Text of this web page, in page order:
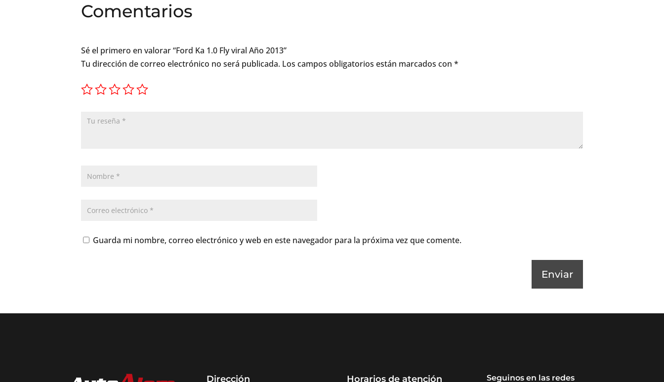
Comentarios
Sé el primero en valorar “Ford Ka 1.0 Fly viral Año 2013”
Tu dirección de correo electrónico no será publicada. Los campos obligatorios están marcados con*
Guarda mi nombre, correo electrónico y web en este navegador para la próxima vez que comente.
Enviar
Dirección Horarios de atención Seguinos en las redes